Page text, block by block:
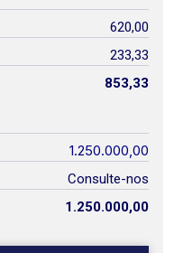
620,00
233,33
853,33
1.250.000,00
Consulte-nos
1.250.000,00